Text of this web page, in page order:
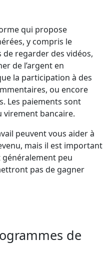
qui propose
y compris le
de regarder des vidéos,
de l’argent en
la participation à des
ou encore
Les paiements sont
virement bancaire.
peuvent vous aider à
mais il est important
peu
pas de gagner
de